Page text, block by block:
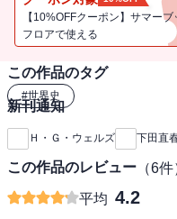
【10%OFFクーポン】サマー
フロアで使える
この作品のタグ
#世界史
新刊通知
Ｈ・Ｇ・ウェルズ 下田直
この作品のレビュー （6件
平均 4.2